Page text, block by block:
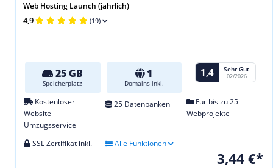
Web Hosting Launch (jährlich)
4,9 (19)
25 GB
Speicherplatz
1
Domains inkl.
1,4 Sehr Gut
02/2026
Kostenloser
Website-
Umzugsservice
25 Datenbanken
Für bis zu 25
Webprojekte
SSL Zertifikat inkl. Alle Funktionen
3,44 €*